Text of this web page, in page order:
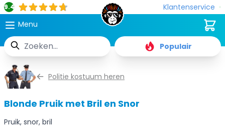
9.4
Klantenservice
Menu
Zoek
Populair
Cart
Politie kostuum heren
Blonde Pruik met Bril en Snor
Pruik, snor, bril